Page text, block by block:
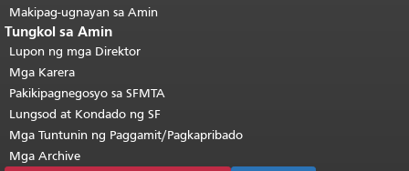
Makipag-ugnayan sa Amin
Tungkol sa Amin
Lupon ng mga Direktor
Mga Karera
Pakikipagnegosyo sa SFMTA
Lungsod at Kondado ng SF
Mga Tuntunin ng Paggamit/Pagkapribado
Mga Archive